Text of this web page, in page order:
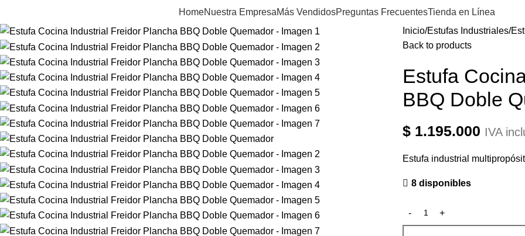
HomeNuestra EmpresaMás VendidosPreguntas FrecuentesTienda en Línea
Inicio Estufas Industriales
Back to products
Estufa
BBQ Doble
$ 1.195.000 IVA
Estufa industrial
8 disponibles